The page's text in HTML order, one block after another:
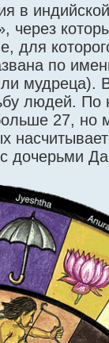
в
для
по
мудреца).
людей. По
27, но
дочерьми